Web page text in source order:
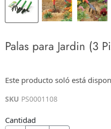
Palas para Jardin (3
$0.00
Este producto soló está
SKU PS0001108
Cantidad